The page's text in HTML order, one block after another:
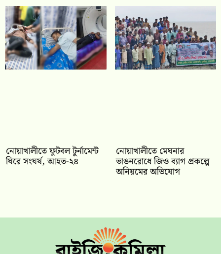
নোয়াখালীতে ফুটবল টুর্নামেন্ট
ঘিরে সংঘর্ষ, আহত-২৪
নোয়াখালীতে মেঘনার
ভাঙনরোধে জিও ব্যাগ প্রকল্পে
অনিয়মের অভিযোগ